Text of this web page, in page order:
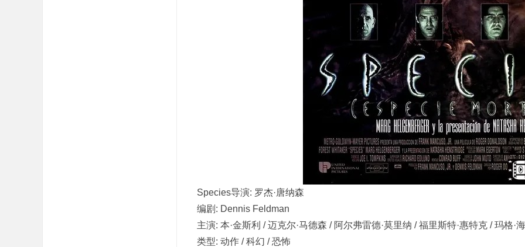
Species导演: 罗杰·唐纳森
编剧: Dennis Feldman
主演: 本·金斯利 / 迈克尔·马德森 / 阿尔弗雷德·莫里纳 / 福里斯特·惠特克 / 玛格·
类型: 动作 / 科幻 / 恐怖